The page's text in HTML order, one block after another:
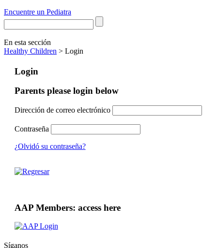
Encuentre un Pediatra
En esta sección
Healthy Children > Login
Login
Parents please login below
Dirección de correo electrónico
Contraseña
¿Olvidó su contraseña?
AAP Members: access here
Síganos